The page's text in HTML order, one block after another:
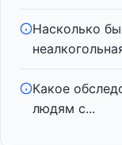
Насколько
Какое
людям с...